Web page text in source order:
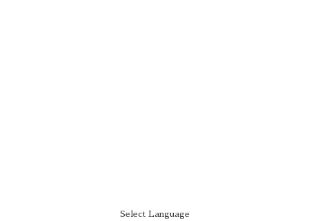
Select Language